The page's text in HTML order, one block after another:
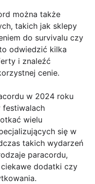
można także
takich jak sklepy
do survivalu czy
odwiedzić kilka
i znaleźć
cenie.
w 2024 roku
festiwalach
wielu
się w
takich wydarzeń
paracordu,
dodatki czy